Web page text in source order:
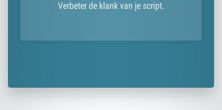
Verbeter de klank van je script.